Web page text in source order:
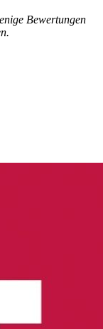
Bewertungen